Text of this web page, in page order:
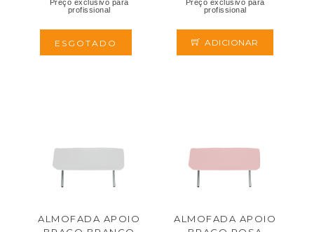
Preço exclusivo para
profissional
ESGOTADO
Preço exclusivo para
profissional
ADICIONAR
ALMOFADA APOIO
ALMOFADA APOIO